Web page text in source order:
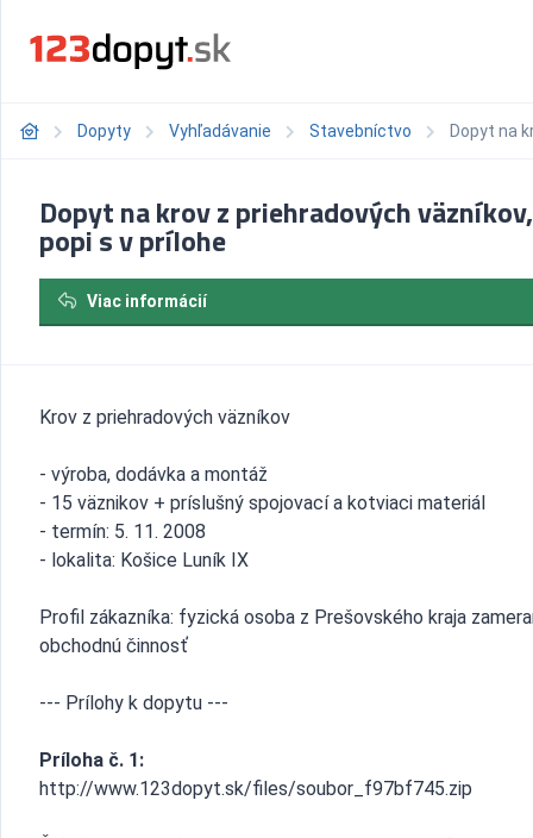
Dopyty Vyhľadávanie Stavebníctvo Dopyt na
Dopyt na krov z priehradových väzníkov,
popi s v prílohe
Viac informácií
Krov z priehradových väzníkov
- výroba, dodávka a montáž
- 15 väznikov + príslušný spojovací a kotviaci materiál
- termín: 5. 11. 2008
- lokalita: Košice Luník IX
Profil zákazníka: fyzická osoba z Prešovského kraja
obchodnú činnosť
--- Prílohy k dopytu ---
Príloha č. 1:
http://www.123dopyt.sk/files/soubor_f97bf745.zip